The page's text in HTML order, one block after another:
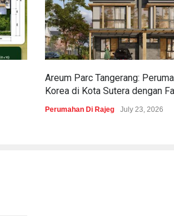
Areum Parc Tangerang:
Korea di Kota Sutera dengan
Perumahan Di Rajeg July 23, 2026